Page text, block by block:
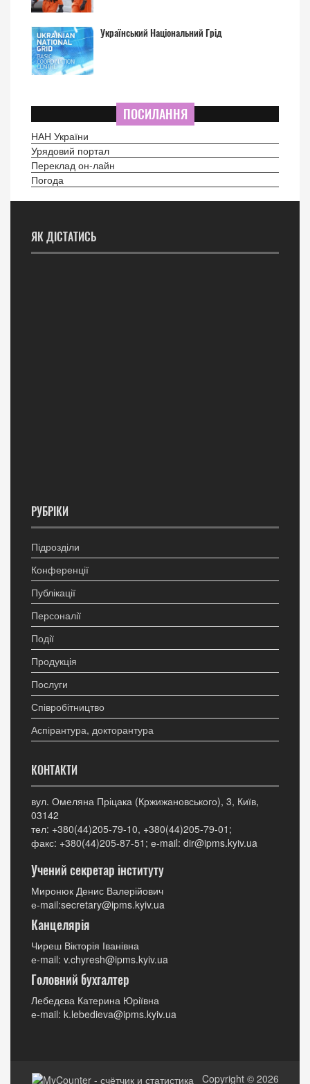
Український Національний Грід
ПОСИЛАННЯ
НАН України
Урядовий портал
Переклад он-лайн
Погода
ЯК ДІСТАТИСЬ
РУБРІКИ
Підрозділи
Конференції
Публікації
Персоналії
Події
Продукція
Послуги
Співробітництво
Аспірантура, докторантура
КОНТАКТИ
вул. Омеляна Пріцака (Кржижановського), 3, Київ,
03142
тел: +380(44)205-79-10, +380(44)205-79-01;
факс: +380(44)205-87-51; е-mail: dir@ipms.kyiv.ua
Учений секретар інституту
Миронюк Денис Валерійович
е-mail:secretary@ipms.kyiv.ua
Канцелярія
Чиреш Вікторія Іванівна
е-mail: v.chyresh@ipms.kyiv.ua
Головний бухгалтер
Лебедєва Катерина Юріївна
е-mail: k.lebedieva@ipms.kyiv.ua
Copyright © 2026